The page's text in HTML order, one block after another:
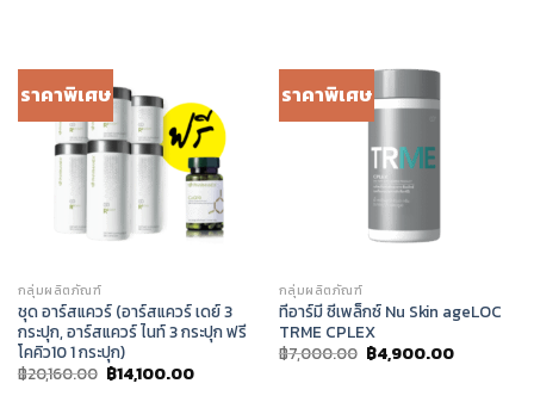
ราคาพิเศษ
กลุ่มผลิตภัณฑ์
ชุด อาร์สแควร์ (อาร์สแควร์ เดย์ 3
กระปุก, อาร์สแควร์ ไนท์ 3 กระปุก ฟรี
โคคิว10 1 กระปุก)
฿20,160.00 Original
price
฿14,100.00Current
ราคาพิเศษ
กลุ่มผลิตภัณฑ์
ทีอาร์มี ซีเพล็กซ์ Nu Skin ageLOC
TRME CPLEX
฿7,000.00 Original
price
฿4,900.00Current